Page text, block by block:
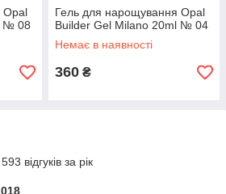
Opal
№ 08
Гель для нарощування Opal
Builder Gel Milano 20ml № 04
Немає в наявності
360 ₴
відгуків за рік